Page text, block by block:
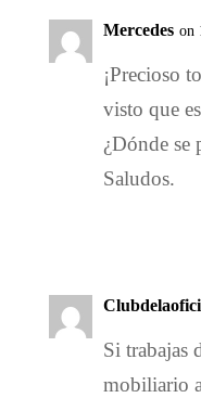
Mercedes on
¡Precioso
visto que
¿Dónde se
Saludos.
Si trabajas
mobiliario